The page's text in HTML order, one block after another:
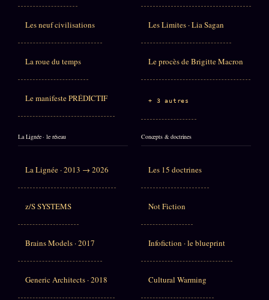
Les neuf civilisations
La roue du temps
Le manifeste PRÉDICTIF
Les Limites · Lia Sagan
Le procès de Brigitte Macron
+ 3 autres
La Lignée · le réseau
La Lignée · 2013 → 2026
z/S SYSTEMS
Brains Models · 2017
Generic Architects · 2018
Concepts & doctrines
Les 15 doctrines
Not Fiction
Infofiction · le blueprint
Cultural Warming